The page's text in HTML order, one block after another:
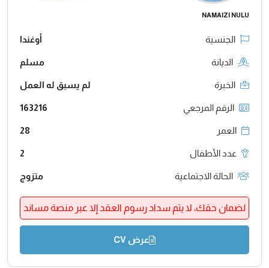
NAMAIZI NULU
الجنسية أوغندا
الديانة مسلم
الخبرة لم يسبق له العمل
الرقم المرجعي 163216
العمر 28
عدد الأطفال 2
الحالة الاجتماعية متزوج
لضمان حقك، لا يتم سداد رسوم العقد إلا عبر منصة مساند
عرض CV